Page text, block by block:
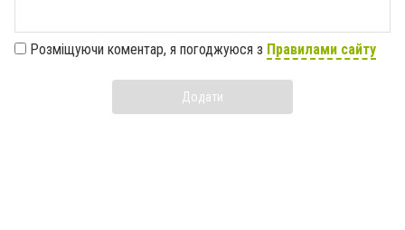
Розміщуючи коментар, я погоджуюся з Правилами сайту
Додати